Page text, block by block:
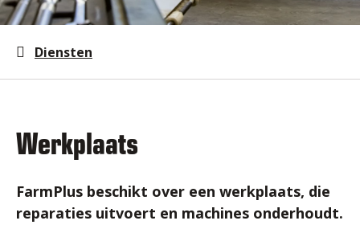
Diensten
Werkplaats
FarmPlus beschikt over een werkplaats, die
reparaties uitvoert en machines onderhoudt.